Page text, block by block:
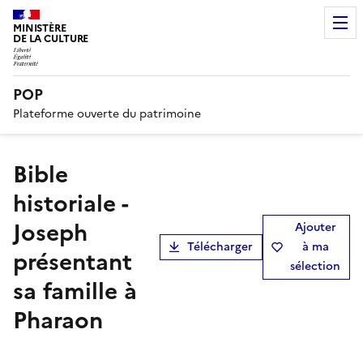
MINISTÈRE
DE LA CULTURE
POP
Plateforme ouverte du patrimoine
Bible
historiale -
Joseph
présentant
sa famille à
Pharaon
Télécharger
Ajouter
à ma
sélection